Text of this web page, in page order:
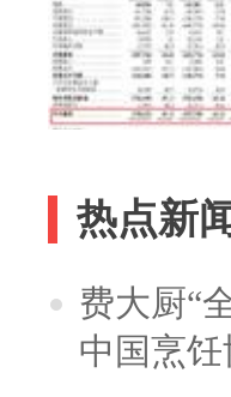
热点新
费大厨“
中国烹